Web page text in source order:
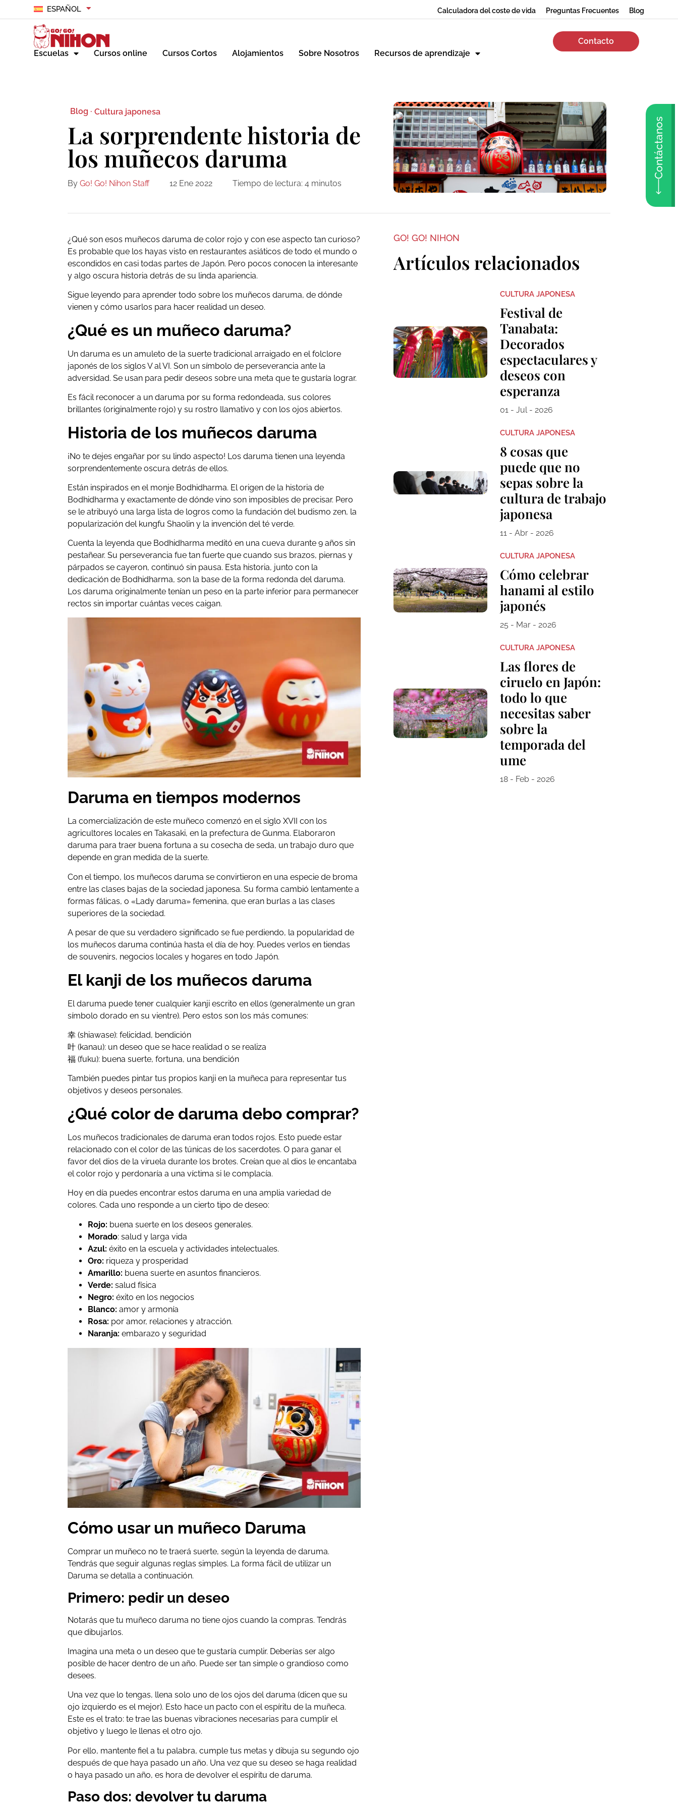
ESPAÑOL Calculadora del coste de vida Preguntas Frecuentes Blog
Escuelas Cursos online Cursos Cortos Alojamientos Sobre Nosotros Recursos de aprendizaje
Contacto
Contáctanos
Blog · Cultura japonesa
La sorprendente historia de
los muñecos daruma
By Go! Go! Nihon Staff 12 Ene 2022 Tiempo de lectura: 4 minutos
¿Qué son esos muñecos daruma de color rojo y con ese aspecto tan curioso?
Es probable que los hayas visto en restaurantes asiáticos de todo el mundo o
escondidos en casi todas partes de Japón. Pero pocos conocen la interesante
y algo oscura historia detrás de su linda apariencia.
Sigue leyendo para aprender todo sobre los muñecos daruma, de dónde
vienen y cómo usarlos para hacer realidad un deseo.
¿Qué es un muñeco daruma?
Un daruma es un amuleto de la suerte tradicional arraigado en el folclore
japonés de los siglos V al VI. Son un símbolo de perseverancia ante la
adversidad. Se usan para pedir deseos sobre una meta que te gustaría lograr.
Es fácil reconocer a un daruma por su forma redondeada, sus colores
brillantes (originalmente rojo) y su rostro llamativo y con los ojos abiertos.
Historia de los muñecos daruma
¡No te dejes engañar por su lindo aspecto! Los daruma tienen una leyenda
sorprendentemente oscura detrás de ellos.
Están inspirados en el monje Bodhidharma. El origen de la historia de
Bodhidharma y exactamente de dónde vino son imposibles de precisar. Pero
se le atribuyó una larga lista de logros como la fundación del budismo zen, la
popularización del kungfu Shaolin y la invención del té verde.
Cuenta la leyenda que Bodhidharma meditó en una cueva durante 9 años sin
pestañear. Su perseverancia fue tan fuerte que cuando sus brazos, piernas y
párpados se cayeron, continuó sin pausa. Esta historia, junto con la
dedicación de Bodhidharma, son la base de la forma redonda del daruma.
Los daruma originalmente tenían un peso en la parte inferior para permanecer
rectos sin importar cuántas veces caigan.
Daruma en tiempos modernos
La comercialización de este muñeco comenzó en el siglo XVII con los
agricultores locales en Takasaki, en la prefectura de Gunma. Elaboraron
daruma para traer buena fortuna a su cosecha de seda, un trabajo duro que
depende en gran medida de la suerte.
Con el tiempo, los muñecos daruma se convirtieron en una especie de broma
entre las clases bajas de la sociedad japonesa. Su forma cambió lentamente a
formas fálicas, o «Lady daruma» femenina, que eran burlas a las clases
superiores de la sociedad.
A pesar de que su verdadero significado se fue perdiendo, la popularidad de
los muñecos daruma continúa hasta el día de hoy. Puedes verlos en tiendas
de souvenirs, negocios locales y hogares en todo Japón.
El kanji de los muñecos daruma
El daruma puede tener cualquier kanji escrito en ellos (generalmente un gran
símbolo dorado en su vientre). Pero estos son los más comunes:
幸 (shiawase): felicidad, bendición
叶 (kanau): un deseo que se hace realidad o se realiza
福 (fuku): buena suerte, fortuna, una bendición
También puedes pintar tus propios kanji en la muñeca para representar tus
objetivos y deseos personales.
¿Qué color de daruma debo comprar?
L0s muñecos tradicionales de daruma eran todos rojos. Esto puede estar
relacionado con el color de las túnicas de los sacerdotes. O para ganar el
favor del dios de la viruela durante los brotes. Creían que al dios le encantaba
el color rojo y perdonaría a una víctima si le complacía.
Hoy en día puedes encontrar estos daruma en una amplia variedad de
colores. Cada uno responde a un cierto tipo de deseo:
Rojo: buena suerte en los deseos generales.
Morado: salud y larga vida
Azul: éxito en la escuela y actividades intelectuales.
Oro: riqueza y prosperidad
Amarillo: buena suerte en asuntos financieros.
Verde: salud física
Negro: éxito en los negocios
Blanco: amor y armonía
Rosa: por amor, relaciones y atracción.
Naranja: embarazo y seguridad
Cómo usar un muñeco Daruma
Comprar un muñeco no te traerá suerte, según la leyenda de daruma.
Tendrás que seguir algunas reglas simples. La forma fácil de utilizar un
Daruma se detalla a continuación.
Primero: pedir un deseo
Notarás que tu muñeco daruma no tiene ojos cuando la compras. Tendrás
que dibujarlos.
Imagina una meta o un deseo que te gustaría cumplir. Deberías ser algo
posible de hacer dentro de un año. Puede ser tan simple o grandioso como
desees.
Una vez que lo tengas, llena solo uno de los ojos del daruma (dicen que su
ojo izquierdo es el mejor). Esto hace un pacto con el espíritu de la muñeca.
Este es el trato: te trae las buenas vibraciones necesarias para cumplir el
objetivo y luego le llenas el otro ojo.
Por ello, mantente fiel a tu palabra, cumple tus metas y dibuja su segundo ojo
después de que haya pasado un año. Una vez que su deseo se haga realidad
o haya pasado un año, es hora de devolver el espíritu de daruma.
Paso dos: devolver tu daruma
GO! GO! NIHON
Artículos relacionados
CULTURA JAPONESA
Festival de
Tanabata:
Decorados
espectaculares y
deseos con
esperanza
01 - Jul - 2026
CULTURA JAPONESA
8 cosas que
puede que no
sepas sobre la
cultura de trabajo
japonesa
11 - Abr - 2026
CULTURA JAPONESA
Cómo celebrar
hanami al estilo
japonés
25 - Mar - 2026
CULTURA JAPONESA
Las flores de
ciruelo en Japón:
todo lo que
necesitas saber
sobre la
temporada del
ume
18 - Feb - 2026